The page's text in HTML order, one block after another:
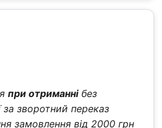
при отриманнібез
за зворотний переказ
замовлення від 2000 грн